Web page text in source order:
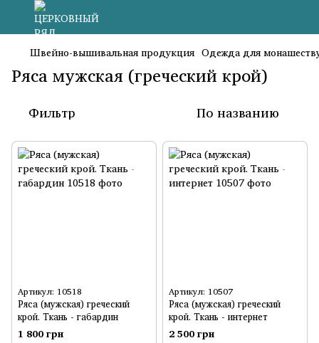
Швейно-вышивальная продукция Одежда для
Ряса мужская (греческий крой)
Фильтр По названию
Артикул: 10518
Ряса (мужская) греческий
крой. Ткань - габардин
1 800 грн
Артикул: 10507
Ряса (мужская) греческий
крой. Ткань - интернет
2 500 грн